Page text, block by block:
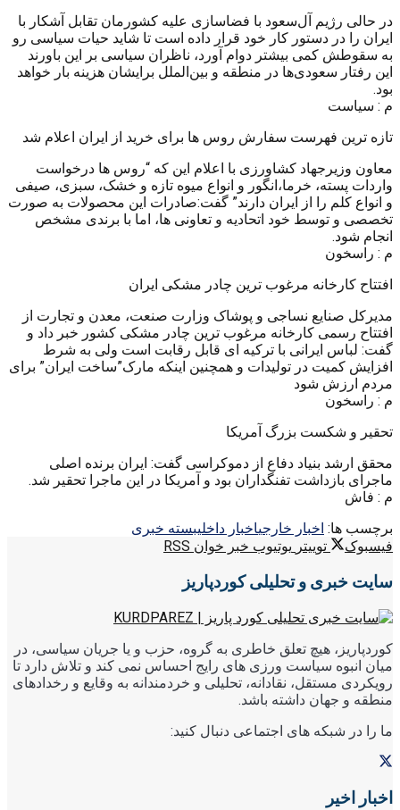
در حالی رژیم آل‌سعود با فضاسازی علیه کشورمان تقابل آشکار با
ایران را در دستور کار خود قرار داده است تا شاید حیات سیاسی رو
به سقوطش کمی بیشتر دوام آورد، ناظران سیاسی بر این باورند
این رفتار سعودی‌ها در منطقه و بین‌الملل برایشان هزینه بار خواهد
بود.
م : سیاست
تازه ترین فهرست سفارش روس ها برای خرید از ایران اعلام شد
معاون وزیرجهاد کشاورزی با اعلام این که “روس ها درخواست
واردات پسته، خرما،انگور و انواع میوه تازه و خشک، سبزی، صیفی
و انواع کلم را از ایران دارند” گفت:صادرات این محصولات به صورت
تخصصی و توسط خود اتحادیه و تعاونی ها، اما با برندی مشخص
انجام شود.
م : راسخون
افتتاح کارخانه مرغوب ترین چادر مشکی ایران
مدیرکل صنایع نساجی و پوشاک وزارت صنعت، معدن و تجارت از
افتتاح رسمی کارخانه مرغوب ترین چادر مشکی کشور خبر داد و
گفت: لباس ایرانی با ترکیه ای قابل رقابت است ولی به شرط
افزایش کمیت در تولیدات و همچنین اینکه مارک”ساخت ایران” برای
مردم ارزش شود
م : راسخون
تحقیر و شکست بزرگ آمریکا
محقق ارشد بنیاد دفاع از دموکراسی گفت: ایران برنده اصلی
ماجرای بازداشت تفنگداران بود و آمریکا در این ماجرا تحقیر شد.
م : فاش
برچسب ها: اخبار خارجیاخبار داخلیبسته خبری
فیسبوک
توییتر یوتیوب خبر خوان RSS
سایت خبری و تحلیلی کوردپاریز
کوردپاریز، هیچ تعلق خاطری به گروه، حزب و یا جریان سیاسی، در
میان انبوه سیاست ورزی های رایج احساس نمی کند و تلاش دارد تا
رویکردی مستقل، نقادانه، تحلیلی و خردمندانه به وقایع و رخدادهای
منطقه و جهان داشته باشد.
ما را در شبکه های اجتماعی دنبال کنید:
اخبار اخیر